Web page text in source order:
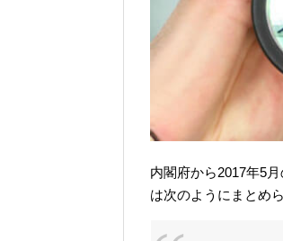
内閣府から2017年5
は次のようにまとめ